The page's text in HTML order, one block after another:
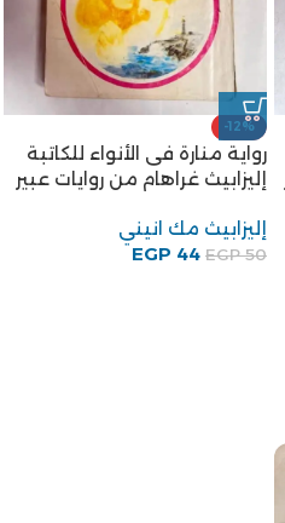
-12%
رواية منارة فى الأنواء للكاتبة
إليزابيث غراهام من روايات عبير
إليزابيث مك انيني
EGP50
EGP 44